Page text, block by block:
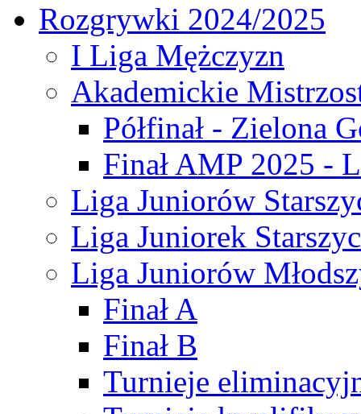
Rozgrywki 2024/2025
I Liga Mężczyzn
Akademickie
Półfinał - Zielona
Finał AMP 2025 -
Liga Juniorów
Liga Juniorek
Liga Juniorów
Finał A
Finał B
Turnieje